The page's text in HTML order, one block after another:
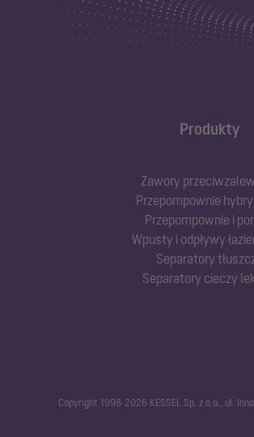
Produkty
Zawory
Przepompownie
Przepompownie i
Wpusty i odpływy
Separatory
Separatory cieczy
Copyright 1998-2026 KESSEL Sp. z o.o., ul.